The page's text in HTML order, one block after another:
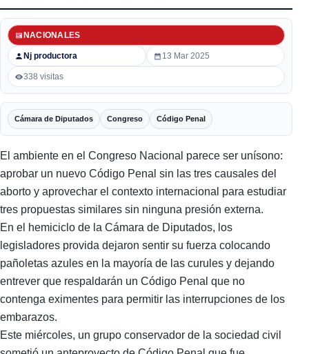
Nj productora
NACIONALES
13 Mar 2025
338 visitas
Cámara de Diputados Congreso Código Penal
El ambiente en el Congreso Nacional parece ser unísono:
aprobar un nuevo Código Penal sin las tres causales del
aborto y aprovechar el contexto internacional para estudiar
tres propuestas similares sin ninguna presión externa.
En el hemiciclo de la Cámara de Diputados, los
legisladores provida dejaron sentir su fuerza colocando
pañoletas azules en la mayoría de las curules y dejando
entrever que respaldarán un Código Penal que no
contenga eximentes para permitir las interrupciones de los
embarazos.
Este miércoles, un grupo conservador de la sociedad civil